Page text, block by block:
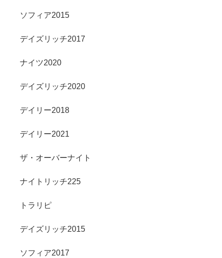
ソフィア2015
デイズリッチ2017
ナイツ2020
デイズリッチ2020
デイリー2018
デイリー2021
ザ・オーバーナイト
ナイトリッチ225
トラリピ
デイズリッチ2015
ソフィア2017